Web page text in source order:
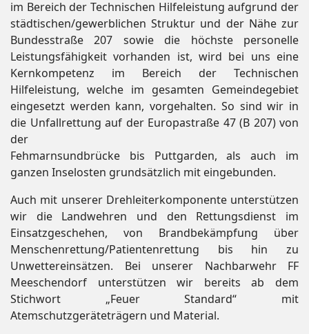
im Bereich der Technischen Hilfeleistung aufgrund der
städtischen/gewerblichen Struktur und der Nähe zur
Bundesstraße 207 sowie die höchste personelle
Leistungsfähigkeit vorhanden ist, wird bei uns eine
Kernkompetenz im Bereich der Technischen
Hilfeleistung, welche im gesamten Gemeindegebiet
eingesetzt werden kann, vorgehalten. So sind wir in
die Unfallrettung auf der Europastraße 47 (B 207) von
der
Fehmarnsundbrücke bis Puttgarden, als auch im
ganzen Inselosten grundsätzlich mit eingebunden.
Auch mit unserer Drehleiterkomponente unterstützen
wir die Landwehren und den Rettungsdienst im
Einsatzgeschehen, von Brandbekämpfung über
Menschenrettung/Patientenrettung bis hin zu
Unwettereinsätzen. Bei unserer Nachbarwehr FF
Meeschendorf unterstützen wir bereits ab dem
Stichwort „Feuer Standard“ mit
Atemschutzgeräteträgern und Material.